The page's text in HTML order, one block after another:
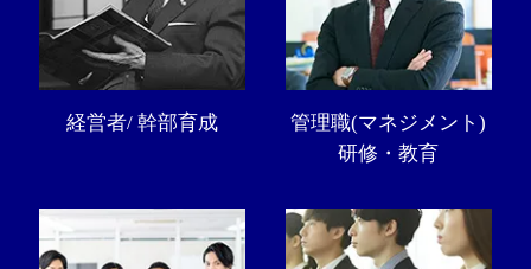
経営者/ 幹部育成
管理職(マネジメント)
研修・教育